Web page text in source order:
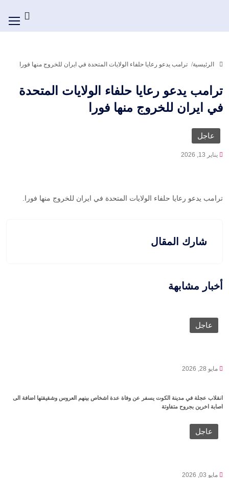
الرئيسية ترامب يدعو رعايا حلفاء الولايات المتحدة في ايران للخروج منها فورا
ترامب يدعو رعايا حلفاء الولايات المتحدة
في ايران للخروج منها فورا
عاجل
يناير 13, 2026
ترامب يدعو رعايا حلفاء الولايات المتحدة في ايران للخروج منها فورا.
شارك المقال
أخبار مشابهة
عاجل
مايو 28, 2026
انقلاب عجلة في مدينة الكوت يسفر عن وفاة عدة اشخاص بينهم العروس وشقيقتها اضافة الى
اصابة اخرين بجروح متفاوتة
عاجل
مايو 03, 2026